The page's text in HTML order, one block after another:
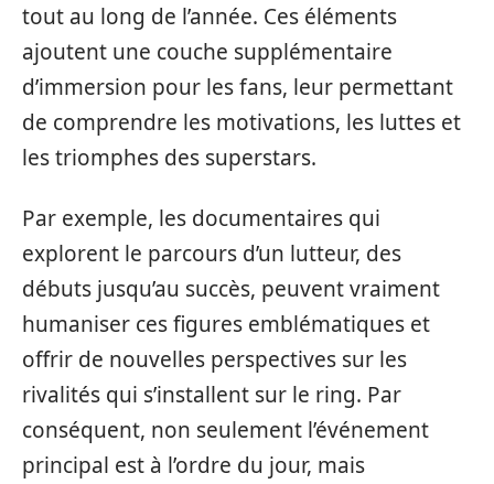
tout au long de l’année. Ces éléments
ajoutent une couche supplémentaire
d’immersion pour les fans, leur permettant
de comprendre les motivations, les luttes et
les triomphes des superstars.
Par exemple, les documentaires qui
explorent le parcours d’un lutteur, des
débuts jusqu’au succès, peuvent vraiment
humaniser ces figures emblématiques et
offrir de nouvelles perspectives sur les
rivalités qui s’installent sur le ring. Par
conséquent, non seulement l’événement
principal est à l’ordre du jour, mais